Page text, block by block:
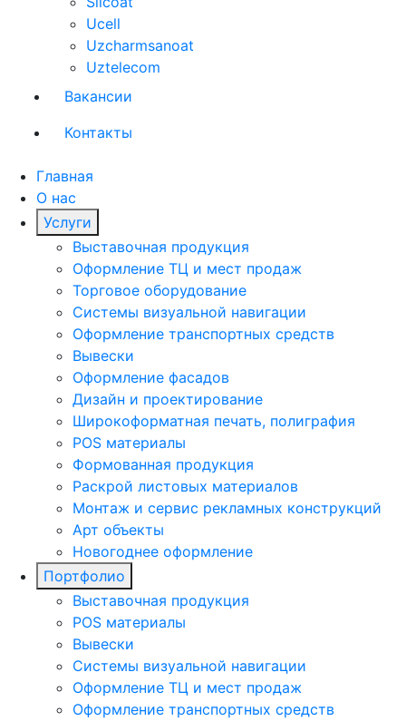
Ucell
Uzcharmsanoat
Uztelecom
Вакансии
Контакты
Главная
О нас
Услуги
Выставочная продукция
Оформление ТЦ и мест продаж
Торговое оборудование
Системы визуальной навигации
Оформление транспортных средств
Вывески
Оформление фасадов
Дизайн и проектирование
Широкоформатная печать, полиграфия
POS материалы
Формованная продукция
Раскрой листовых материалов
Монтаж и сервис рекламных конструкций
Арт объекты
Новогоднее оформление
Портфолио
Выставочная продукция
POS материалы
Вывески
Системы визуальной навигации
Оформление ТЦ и мест продаж
Оформление транспортных средств